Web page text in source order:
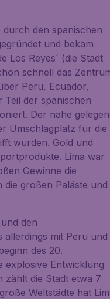
durch den spanischen
und bekam
Los Reyes´ (die Stadt
schnell das
Peru, Ecuador,
Teil der spanischen
Der nahe
Umschlagplatz für die
wurden. Gold und
Lima war
Gewinne die
großen Paläste und
den
allerdings mit Peru und
des 20.
explosive Entwicklung
zählt die Stadt etwa 7
Weltstädte hat